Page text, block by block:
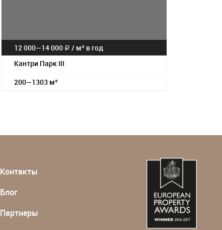
12 000—14 000 a / м² в год
Кантри Парк III
200—1303 м²
Контакты
Блог
Партнеры